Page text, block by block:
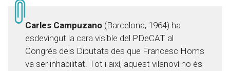
Carles Campuzano (Barcelona, 1964) ha
esdevingut la cara visible del PDeCAT al
Congrés dels Diputats des que Francesc Homs
va ser inhabilitat. Tot i així, aquest vilanoví no és